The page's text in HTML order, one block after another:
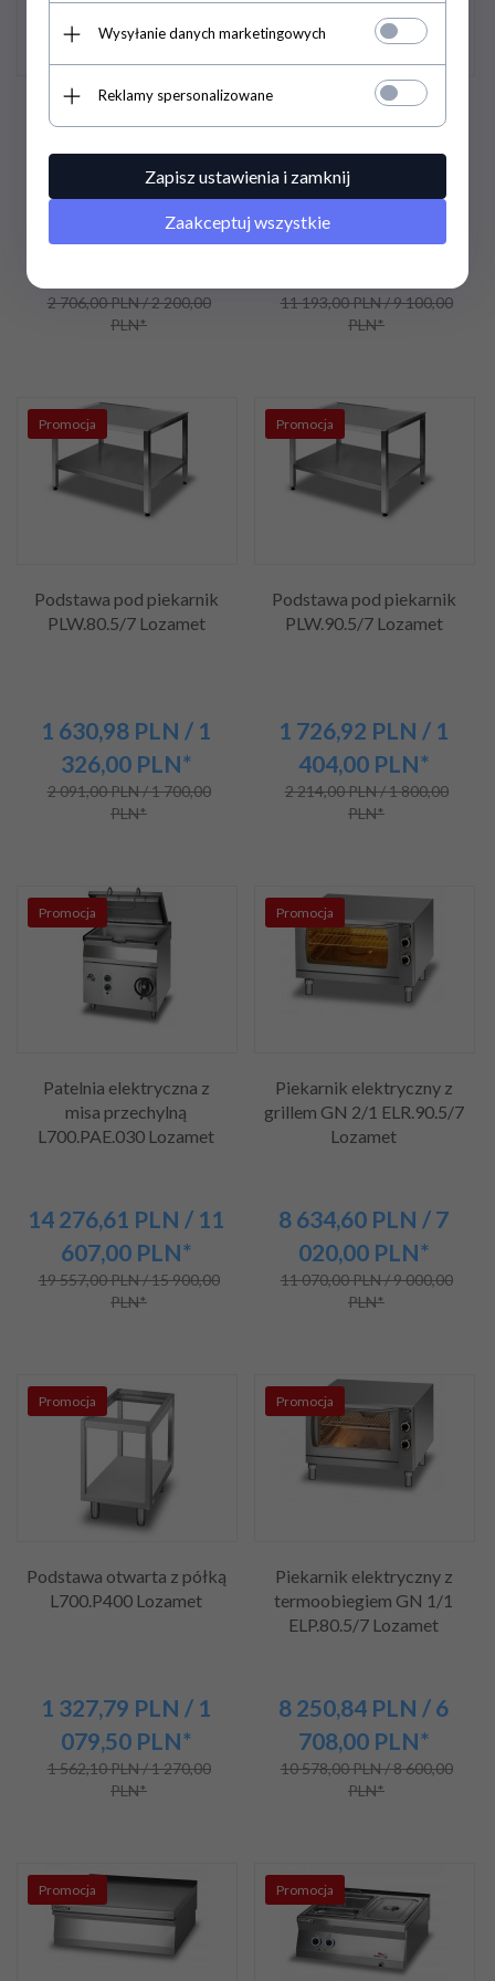
Stól roboczy z szufladą
L700.STS400 Lozamet
2 300,10PLN/ 1
2 706,00 PLN / 2 200,00
PLN*
Frytkownica elektryczna
dwuzbiornikowa
L700.FE400-2x5 Lozamet
8 170,89PLN/ 6
11 193,00 PLN / 9 100,00
PLN*
Promocja
Podstawa pod piekarnik
PLW.80.5/7 Lozamet
1 630,98 PLN / 1
326,00 PLN*
2 091,00 PLN / 1 700,00
PLN*
Promocja
Podstawa pod piekarnik
PLW.90.5/7 Lozamet
1 726,92 PLN / 1
404,00 PLN*
2 214,00 PLN / 1 800,00
PLN*
Promocja
Patelnia elektryczna z
misa przechylną
L700.PAE.030 Lozamet
14 276,61 PLN / 11
607,00 PLN*
19 557,00 PLN / 15 900,00
PLN*
Promocja
Piekarnik elektryczny z
grillem GN 2/1 ELR.90.5/7
Lozamet
8 634,60 PLN / 7
020,00 PLN*
11 070,00 PLN / 9 000,00
PLN*
Promocja
Podstawa otwarta z półką
L700.P400 Lozamet
1 327,79 PLN / 1
079,50 PLN*
1 562,10 PLN / 1 270,00
PLN*
Promocja
Piekarnik elektryczny z
termoobiegiem GN 1/1
ELP.80.5/7 Lozamet
8 250,84 PLN / 6
708,00 PLN*
10 578,00 PLN / 8 600,00
PLN*
Promocja Promocja
Wysyłanie danych marketingowych
Reklamy spersonalizowane
Zapisz ustawienia i zamknij
Zaakceptuj wszystkie